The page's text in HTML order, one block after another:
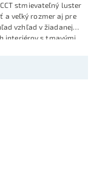
stmievateľný luster
a veľký rozmer aj pre
vzhľad v žiadanej
interiérov s tmavými